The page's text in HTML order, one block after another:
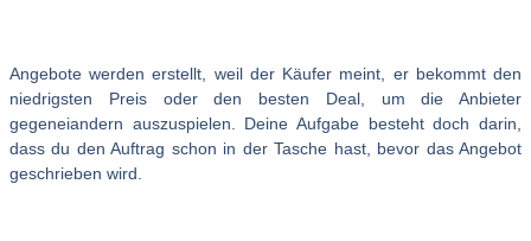
Angebote werden erstellt, weil der Käufer meint, er bekommt den
niedrigsten Preis oder den besten Deal, um die Anbieter
gegeneiandern auszuspielen. Deine Aufgabe besteht doch darin,
dass du den Auftrag schon in der Tasche hast, bevor das Angebot
geschrieben wird.